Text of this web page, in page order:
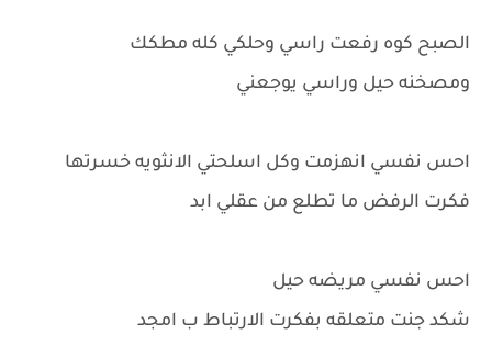
الصبح كوه رفعت راسي وحلكي كله مطكك
ومصخنه حيل وراسي يوجعني
احس نفسي انهزمت وكل اسلحتي الانثويه خسرتها
فكرت الرفض ما تطلع من عقلي ابد
احس نفسي مريضه حيل
شكد جنت متعلقه بفكرت الارتباط ب امجد